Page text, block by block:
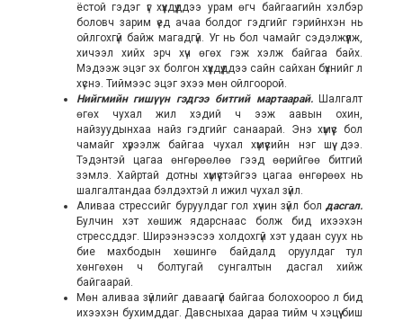
ёстой гэдэг үг хүүхдүүддээ урам өгч байгаагийн хэлбэр
боловч зарим үед ачаа болдог гэдгийг гэрийнхэн нь
ойлгохгүй байж магадгүй. Уг нь бол чамайг сэдэлжүүлж,
хичээл хийх эрч хүч өгөх гэж хэлж байгаа байх.
Мэдээж эцэг эх болгон хүүхдүүддээ сайн сайхан бүхнийг л
хүснэ. Тиймээс эцэг эхээ мөн ойлгоорой.
Нийгмийн гишүүн гэдгээ битгий мартаарай.Шалгалт
өгөх чухал жил хэдий ч ээж аавын охин,
найзуудынхаа найз гэдгийг санаарай. Энэ хүмүүс бол
чамайг хүрээлж байгаа чухал хүмүүсийн нэг шүү дээ.
Тэдэнтэй цагаа өнгөрөөлөө гээд өөрийгөө битгий
зэмлэ. Хайртай дотны хүмүүстэйгээ цагаа өнгөрөөх нь
шалгалтандаа бэлдэхтэй л ижил чухал зүйл.
Аливаа стрессийг буруулдаг гол хүчин зүйл болдасгал.
Булчин хэт хөшиж ядарснаас болж бид ихээхэн
стрессддэг. Ширээнээсээ холдохгүй хэт удаан суух нь
бие махбодын хөшингө байдалд оруулдаг тул
хөнгөхөн ч болтугай сунгалтын дасгал хийж
байгаарай.
Мөн аливаа зүйлийг даваагүй байгаа болохоороо л бид
ихээхэн бухимддаг. Давсныхаа дараа тийм ч хэцүү биш